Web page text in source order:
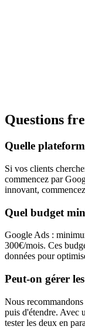
Questions
Quelle
Si vos clients
commencez par
innovant,
Quel budget
Google Ads :
300€/mois. Ces
données pour
Peut-on gérer
Nous
puis d'étendre. Avec
tester les deux en